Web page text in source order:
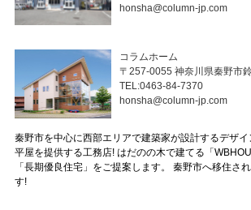
honsha@column-jp.com
コラムホーム
〒257-0055 神奈川県秦野市
TEL:0463-84-7370
honsha@column-jp.com
秦野市を中心に西部エリアで建築家が設計するデザ
平屋を提供する工務店! はだのの木で建てる「
「長期優良住宅」をご提案します。 秦野市へ移住さ
す!